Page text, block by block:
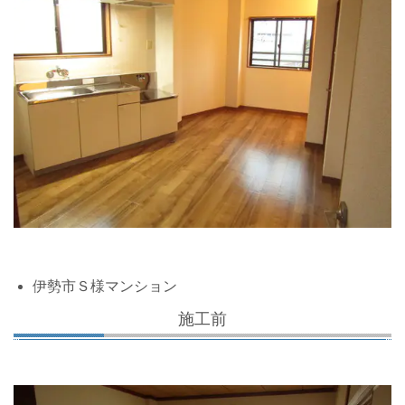
伊勢市Ｓ様マンション
施工前